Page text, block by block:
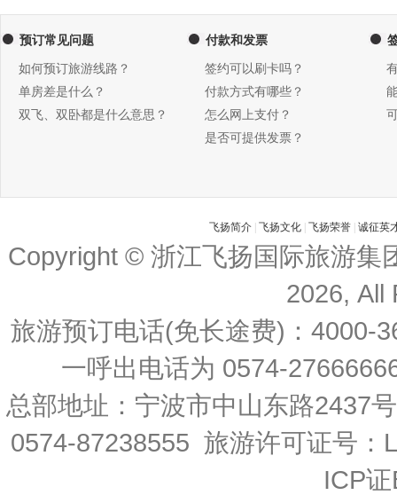
预订常见问题
如何预订旅游线路？
单房差是什么？
双飞、双卧都是什么意思？
付款和发票
签约可以刷卡吗？
付款方式有哪些？
怎么网上支付？
是否可提供发票？
飞扬简介 飞扬文化 飞扬荣誉 诚征英
Copyright © 浙江飞扬国际旅游集
2026, All
旅游预订电话(免长途费)：4000-
一呼出电话为 0574-
总部地址：宁波市中山东路2437
0574-87238555 旅游许可证号
ICP